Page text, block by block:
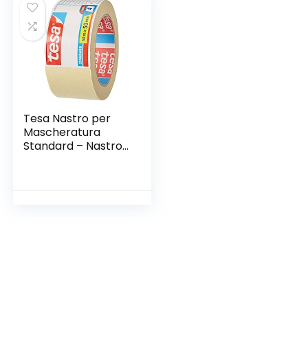
Tesa Nastro per
Mascheratura
Standard – Nastro